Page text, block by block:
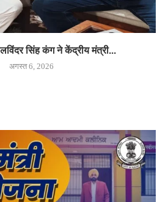
सिंह कंग ने केंद्रीय मंत्री...
अगस्त 6, 2026